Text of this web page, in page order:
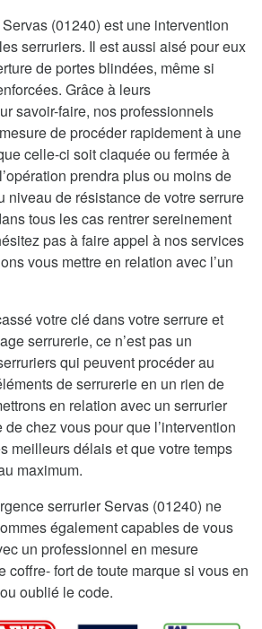
Servas (01240) est une intervention
serruriers. Il est aussi aisé pour eux
de portes blindées, même si
Grâce à leurs
savoir-faire, nos professionnels
de procéder rapidement à une
celle-ci soit claquée ou fermée à
prendra plus ou moins de
niveau de résistance de votre serrure
tous les cas rentrer sereinement
pas à faire appel à nos services
vous mettre en relation avec l’un
votre clé dans votre serrure et
serrurerie, ce n’est pas un
qui peuvent procéder au
de serrurerie en un rien de
en relation avec un serrurier
chez vous pour que l’intervention
meilleurs délais et que votre temps
maximum.
serrurier Servas (01240) ne
également capables de vous
un professionnel en mesure
coffre- fort de toute marque si vous en
oublié le code.